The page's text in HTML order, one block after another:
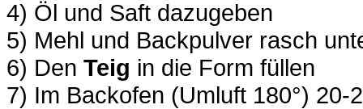
4) Öl und Saft dazugeben
5) Mehl und Backpulver rasch
6) Den Teig in die Form füllen
7) Im Backofen (Umluft 180°) 20-